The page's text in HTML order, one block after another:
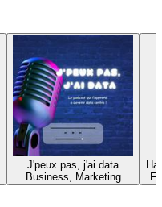
J'peux pas, j'ai data
Business, Marketing